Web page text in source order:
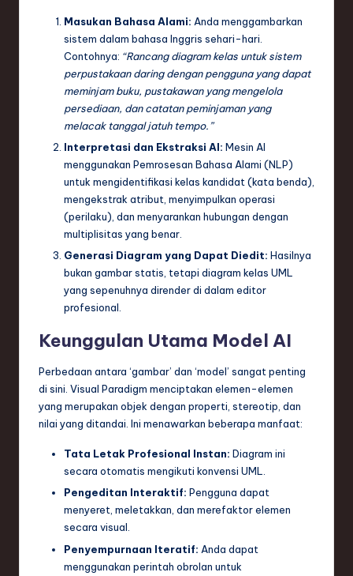
Masukan Bahasa Alami: Anda menggambarkan
sistem dalam bahasa Inggris sehari-hari.
Contohnya: “Rancang diagram kelas untuk sistem
perpustakaan daring dengan pengguna yang dapat
meminjam buku, pustakawan yang mengelola
persediaan, dan catatan peminjaman yang
melacak tanggal jatuh tempo.”
Interpretasi dan Ekstraksi AI: Mesin AI
menggunakan Pemrosesan Bahasa Alami (NLP)
untuk mengidentifikasi kelas kandidat (kata benda),
mengekstrak atribut, menyimpulkan operasi
(perilaku), dan menyarankan hubungan dengan
multiplisitas yang benar.
Generasi Diagram yang Dapat Diedit: Hasilnya
bukan gambar statis, tetapi diagram kelas UML
yang sepenuhnya dirender di dalam editor
profesional.
Keunggulan Utama Model AI
Perbedaan antara ‘gambar’ dan ‘model’ sangat penting
di sini. Visual Paradigm menciptakan elemen-elemen
yang merupakan objek dengan properti, stereotip, dan
nilai yang ditandai. Ini menawarkan beberapa manfaat:
Tata Letak Profesional Instan: Diagram ini
secara otomatis mengikuti konvensi UML.
Pengeditan Interaktif: Pengguna dapat
menyeret, meletakkan, dan merefaktor elemen
secara visual.
Penyempurnaan Iteratif: Anda dapat
menggunakan perintah obrolan untuk